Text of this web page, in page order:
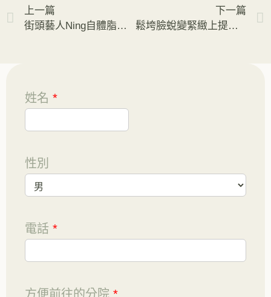
上一篇
街頭藝人Ning自體脂肪調整高低奶
下一篇
鬆垮臉蛻變緊緻上提嫩齡臉
姓名 *
性別
電話 *
方便前往的分院 *